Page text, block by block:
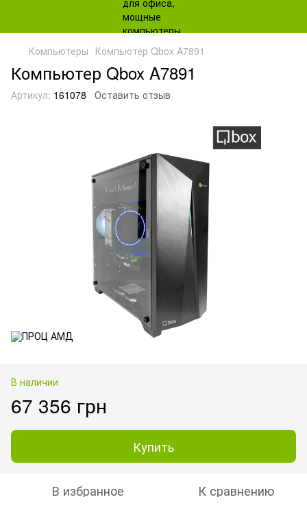
Компьютеры Компьютер Qbox A7891
Компьютер Qbox A7891
Артикул: 161078 Оставить отзыв
В наличии
67 356 грн
Купить
В избранное К сравнению